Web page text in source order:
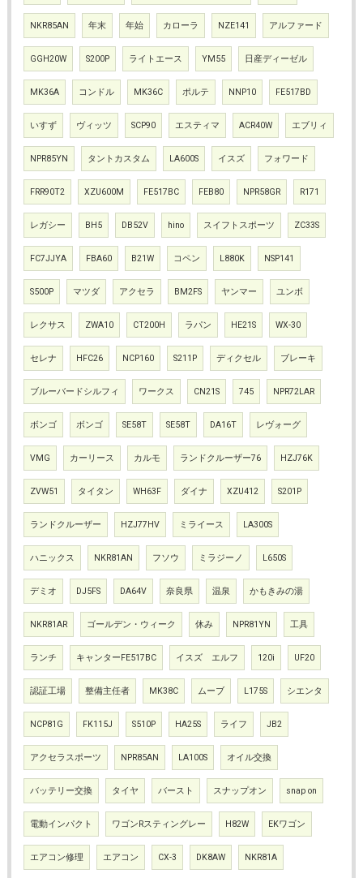
NKR85AN 年末 年始 カローラ NZE141 アルファード
GGH20W S200P ライトエース YM55 日産ディーゼル
MK36A コンドル MK36C ポルテ NNP10 FE517BD
いすず ヴィッツ SCP90 エスティマ ACR40W エブリィ
NPR85YN タントカスタム LA600S イスズ フォワード
FRR90T2 XZU600M FE517BC FEB80 NPR58GR R171
レガシー BH5 DB52V hino スイフトスポーツ ZC33S
FC7JJYA FBA60 B21W コペン L880K NSP141
S500P マツダ アクセラ BM2FS ヤンマー ユンボ
レクサス ZWA10 CT200H ラパン HE21S WX-30
セレナ HFC26 NCP160 S211P ディクセル ブレーキ
ブルーバードシルフィ ワークス CN21S 745 NPR72LAR
ボンゴ ボンゴ SE58T SE58T DA16T レヴォーグ
VMG カーリース カルモ ランドクルーザー76 HZJ76K
ZVW51 タイタン WH63F ダイナ XZU412 S201P
ランドクルーザー HZJ77HV ミライース LA300S
ハニックス NKR81AN フソウ ミラジーノ L650S
デミオ DJ5FS DA64V 奈良県 温泉 かもきみの湯
NKR81AR ゴールデン・ウィーク 休み NPR81YN 工具
ランチ キャンターFE517BC イスズ エルフ 120i UF20
認証工場 整備主任者 MK38C ムーブ L175S シエンタ
NCP81G FK115J S510P HA25S ライフ JB2
アクセラスポーツ NPR85AN LA100S オイル交換
バッテリー交換 タイヤ バースト スナップオン snap on
電動インパクト ワゴンRスティングレー H82W EKワゴン
エアコン修理 エアコン CX-3 DK8AW NKR81A